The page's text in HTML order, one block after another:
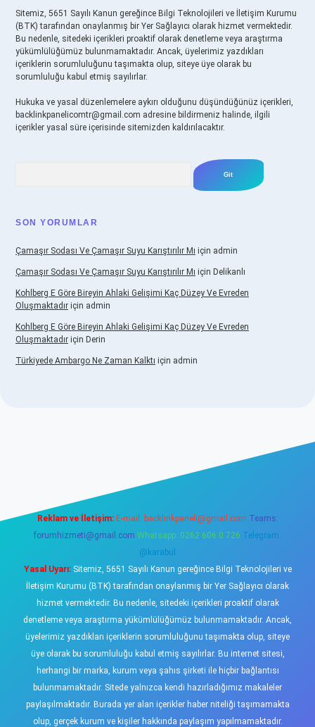
Sitemiz, 5651 Sayılı Kanun gereğince Bilgi Teknolojileri ve İletişim Kurumu
(BTK) tarafından onaylanmış bir Yer Sağlayıcı olarak hizmet vermektedir.
Bu nedenle, sitedeki içerikleri proaktif olarak denetleme veya araştırma
yükümlülüğümüz bulunmamaktadır. Ancak, üyelerimiz yazdıkları
içeriklerin sorumluluğunu taşımakta olup, siteye üye olarak bu
sorumluluğu kabul etmiş sayılırlar.
Hukuka ve yasal düzenlemelere aykırı olduğunu düşündüğünüz içerikleri,
backlinkpanelicomtr@gmail.com adresine bildirmeniz halinde, ilgili
içerikler yasal süre içerisinde sitemizden kaldırılacaktır.
SON YORUMLAR
Çamaşır Sodası Ve Çamaşır Suyu Karıştırılır Mı için admin
Çamaşır Sodası Ve Çamaşır Suyu Karıştırılır Mı için Delikanlı
Kohlberg E Göre Bireyin Ahlaki Gelişimi Kaç Düzey Ve Evreden
Oluşmaktadır için admin
Kohlberg E Göre Bireyin Ahlaki Gelişimi Kaç Düzey Ve Evreden
Oluşmaktadır için Derin
Türkiyede Ambargo Ne Zaman Kalktı için admin
Reklam ve İletişim: E-mail: backlinkpaneli@gmail.com Teams:
forumhizmeti@gmail.com Whatsapp: 0262 606 0 726 Telegram:
@karabul
Yasal Uyarı:Sitemiz, 5651 Sayılı Kanun gereğince Bilgi Teknolojileri ve
İletişim Kurumu (BTK) tarafından onaylanmış bir Yer Sağlayıcı olarak
hizmet vermektedir. Bu nedenle, sitedeki içerikleri proaktif olarak
denetleme veya araştırma yükümlülüğümüz bulunmamaktadır. Ancak,
üyelerimiz yazdıkları içeriklerin sorumluluğunu taşımakta olup, siteye
üye olarak bu sorumluluğu kabul etmiş sayılırlar. Bu internet sitesi,
herhangi bir marka, kurum veya şahıs şirketi ile hiçbir bağlantısı
bulunmamaktadır. Sitede yalnızca kendi hazırladığımız makaleler
paylaşılmaktadır. Burada yer alan içerikler haber niteliği taşımamakta
olup, gerçek kurum ve kişiler hakkında paylaşım yapılmamaktadır.